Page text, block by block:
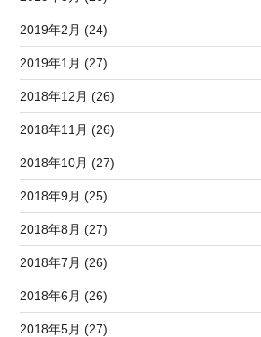
2019年2月 (24)
2019年1月 (27)
2018年12月 (26)
2018年11月 (26)
2018年10月 (27)
2018年9月 (25)
2018年8月 (27)
2018年7月 (26)
2018年6月 (26)
2018年5月 (27)